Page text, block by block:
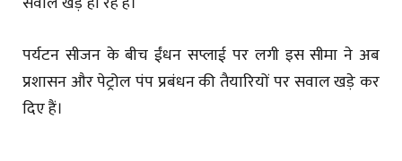
पर्यटन सीजन के बीच ईंधन सप्लाई पर लगी इस सीमा ने अब
प्रशासन और पेट्रोल पंप प्रबंधन की तैयारियों पर सवाल खड़े कर
दिए हैं।